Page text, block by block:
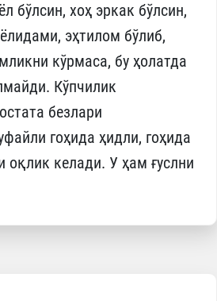
бўлсин, хоҳ эркак бўлсин,
эҳтилом бўлиб,
кўрмаса, бу ҳолатда
Кўпчилик
безлари
гоҳида ҳидли, гоҳида
оқлик келади. У ҳам ғуслни